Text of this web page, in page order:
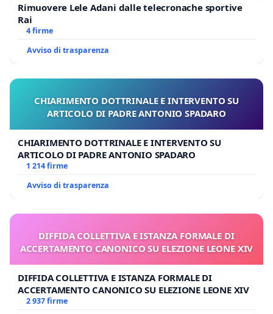
Rimuovere Lele Adani dalle telecronache sportive
Rai
4 firme
Avviso di trasparenza
CHIARIMENTO DOTTRINALE E INTERVENTO SU
ARTICOLO DI PADRE ANTONIO SPADARO
CHIARIMENTO DOTTRINALE E INTERVENTO SU
ARTICOLO DI PADRE ANTONIO SPADARO
1 214 firme
Avviso di trasparenza
DIFFIDA COLLETTIVA E ISTANZA FORMALE DI
ACCERTAMENTO CANONICO SU ELEZIONE LEONE XIV
DIFFIDA COLLETTIVA E ISTANZA FORMALE DI
ACCERTAMENTO CANONICO SU ELEZIONE LEONE XIV
2 937 firme